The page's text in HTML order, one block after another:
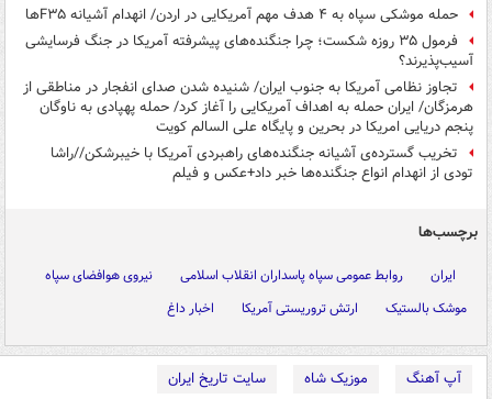
حمله موشکی سپاه به ۴ هدف مهم آمریکایی در اردن/ انهدام آشیانه F۳۵ها
فرمول ۳۵ روزه شکست؛ چرا جنگنده‌های پیشرفته آمریکا در جنگ فرسایشی
آسیب‌پذیرند؟
تجاوز نظامی آمریکا به جنوب ایران/ شنیده شدن صدای انفجار در مناطقی از
هرمزگان/ ایران حمله به اهداف آمریکایی را آغاز کرد/ حمله پهپادی به ناوگان
پنجم دریایی امریکا در بحرین و پایگاه علی السالم کویت
تخریب گسترده‌ی آشیانه جنگنده‌های راهبردی آمریکا با خیبرشکن//راشا
تودی از انهدام انواع جنگنده‌ها خبر داد+عکس و فیلم
برچسب‌ها
ایران روابط عمومی سپاه پاسداران انقلاب اسلامی
نیروی هوافضای سپاه
موشک بالستیک
ارتش تروریستی آمریکا اخبار داغ
آپ آهنگ موزیک شاه
سایت تاریخ ایران